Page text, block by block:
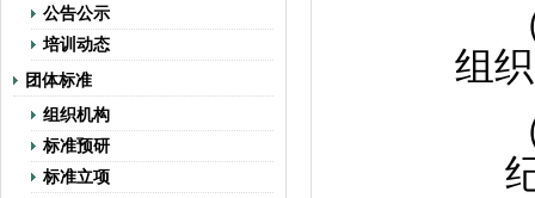
公告公示
培训动态
团体标准
组织机构
标准预研
标准立项
组